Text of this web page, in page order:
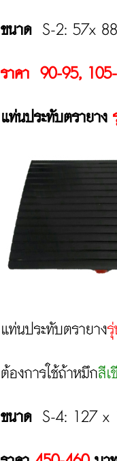
ขนาด S-2: 57x
ราคา 90-95,
แท่นประทับตรายาง
แท่นประทับตรายาง
ต้องการใช้ถ้าหมึกสีเ
ขนาด S-4: 127 x